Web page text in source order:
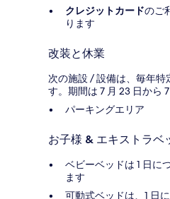
クレジットカードのご
ります
改装と休業
次の施設 / 設備は、毎年特
す。期間は 7 月 23 日から
パーキングエリア
お子様 & エキストラベ
ベビーベッドは 1 日に
ます
可動式ベッドは、1 日